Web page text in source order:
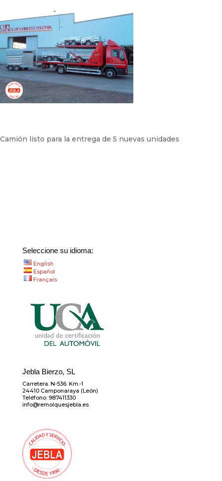
Camión listo para la entrega de 5 nuevas unidades
Seleccione su idioma:
English
Español
Français
Jebla Bierzo, SL
Carretera. N-536. Km.-1
24410 Camponaraya (León)
Teléfono: 987411330
info@remolquesjebla.es